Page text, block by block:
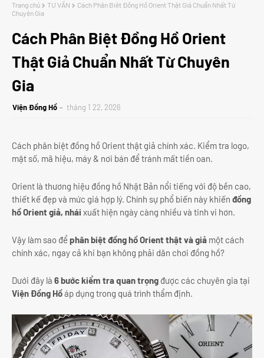
Trang chủ TƯ VẤN
Cách Phân Biệt Đồng Hồ Orient Thật Giả Chuẩn Nhất Từ
Chuyên Gia
Cách Phân Biệt Đồng Hồ Orient
Thật Giả Chuẩn Nhất Từ Chuyên
Gia
Viện Đồng Hồ tháng 1 22, 2026
Cách phân biệt đồng hồ Orient thật giả chính xác. Kiểm tra logo,
mặt số, mã hiệu, máy & nơi bán để tránh mất tiền oan.
Orient là thương hiệu đồng hồ Nhật Bản nổi tiếng với độ bền cao,
thiết kế đẹp và mức giá hợp lý. Chính sự phổ biến này khiến đồng
hồ Orient giả, nhái xuất hiện ngày càng nhiều và tinh vi hơn.
Vậy làm sao để phân biệt đồng hồ Orient thật và giả một cách
chính xác, ngay cả khi bạn không phải dân chơi đồng hồ?
Dưới đây là 6 bước kiểm tra quan trọng được các chuyên gia tại
Viện Đồng Hồáp dụng trong quá trình thẩm định.